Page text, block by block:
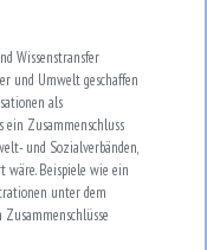
Wissenstransfer
und Umwelt geschaffen
als
ein Zusammenschluss
und Sozialverbänden,
wäre. Beispiele wie ein
unter dem
Zusammenschlüsse